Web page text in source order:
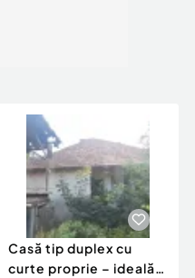
Casă tip duplex cu
curte proprie – ideală